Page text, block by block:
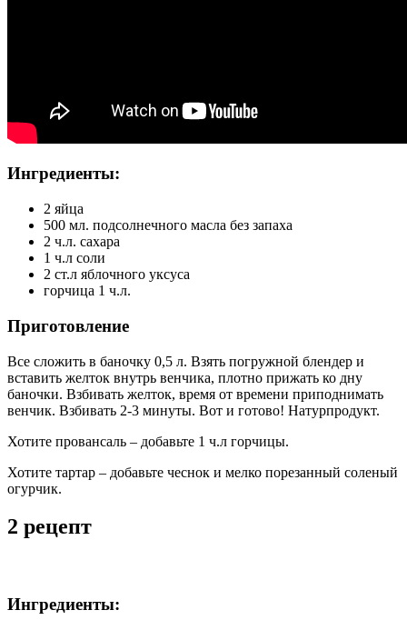
Ингредиенты:
2 яйца
500 мл. подсолнечного масла без запаха
2 ч.л. сахара
1 ч.л соли
2 ст.л яблочного уксуса
горчица 1 ч.л.
Приготовление
Все сложить в баночку 0,5 л. Взять погружной блендер и
вставить желток внутрь венчика, плотно прижать ко дну
баночки. Взбивать желток, время от времени приподнимать
венчик. Взбивать 2-3 минуты. Вот и готово! Натурпродукт.
Хотите провансаль – добавьте 1 ч.л горчицы.
Хотите тартар – добавьте чеснок и мелко порезанный соленый
огурчик.
2 рецепт
Ингредиенты: